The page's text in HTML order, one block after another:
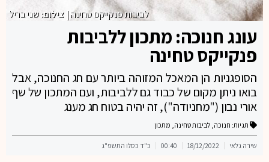
לביבות פנקייקס טחינה| צילום: שני בריל
עונג חנוכה: מתכון ללביבות
פנקייקס טחינה
הסופגניות הן המאכל המזוהה ביותר עם חג החנוכה, אבל
בואו ניתן מקום של כבוד גם ללביבות, ועם המתכון של שף
אורי נבון ("מחניודה"), זה יהיה בטוח חג מענג
תגיות: חנוכה, לביבות טחינה, מתכון
שירה גלאי 18/12/2022
00:40 כ"ד כסלו התשפ"ג